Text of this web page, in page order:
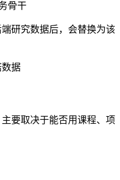
骨干
研究数据后，会替换为该
据
要取决于能否用课程、项